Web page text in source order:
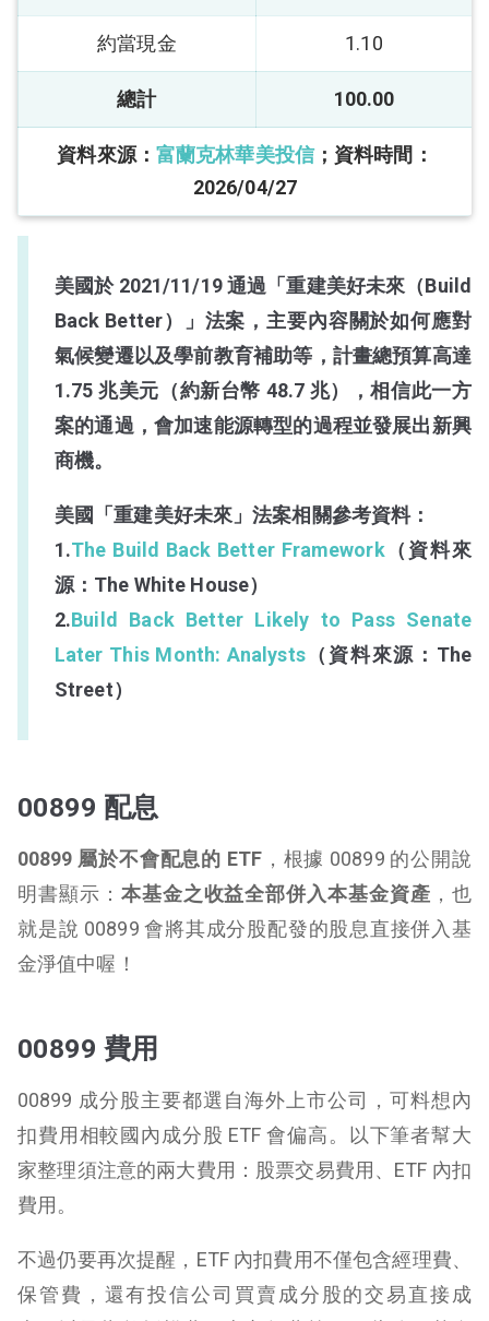
約當現金 1.10
總計 100.00
資料來源： 富蘭克林華美投信；資料時間：
2026/04/27
美國於 2021/11/19 通過「重建美好未來（Build
Back Better）」法案，主要內容關於如何應對
氣候變遷以及學前教育補助等，計畫總預算高達
1.75 兆美元（約新台幣 48.7 兆），相信此一方
案的通過，會加速能源轉型的過程並發展出新興
商機。
美國「重建美好未來」法案相關參考資料：
1.The Build Back Better Framework（資料來
源：The White House）
2.Build Back Better Likely to Pass Senate
Later This Month: Analysts（資料來源：The
Street）
00899 配息
00899 屬於不會配息的 ETF ，根據 00899 的公開說
明書顯示： 本基金之收益全部併入本基金資產 ，也
就是說 00899 會將其成分股配發的股息直接併入基
金淨值中喔！
00899 費用
00899 成分股主要都選自海外上市公司，可料想內
扣費用相較國內成分股 ETF 會偏高。以下筆者幫大
家整理須注意的兩大費用：股票交易費用、ETF 內扣
費用。
不過仍要再次提醒，ETF 內扣費用不僅包含經理費、
保管費，還有投信公司買賣成分股的交易直接成